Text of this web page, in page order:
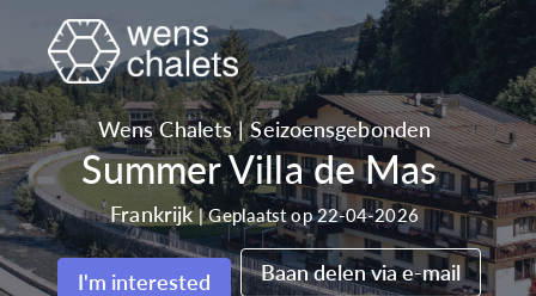
Wens Chalets |Seizoensgebonden
Summer Villa de Mas
Frankrijk |Geplaatst op 22-04-2026
I'm interested Baan delen via e-mail